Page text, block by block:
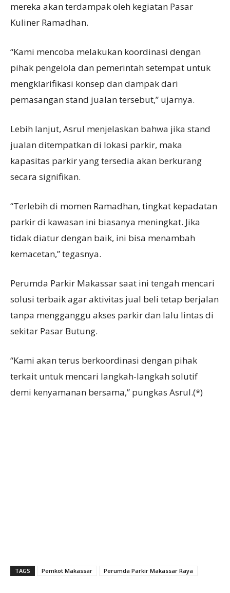
mereka akan terdampak oleh kegiatan Pasar
Kuliner Ramadhan.
“Kami mencoba melakukan koordinasi dengan
pihak pengelola dan pemerintah setempat untuk
mengklarifikasi konsep dan dampak dari
pemasangan stand jualan tersebut,” ujarnya.
Lebih lanjut, Asrul menjelaskan bahwa jika stand
jualan ditempatkan di lokasi parkir, maka
kapasitas parkir yang tersedia akan berkurang
secara signifikan.
“Terlebih di momen Ramadhan, tingkat kepadatan
parkir di kawasan ini biasanya meningkat. Jika
tidak diatur dengan baik, ini bisa menambah
kemacetan,” tegasnya.
Perumda Parkir Makassar saat ini tengah mencari
solusi terbaik agar aktivitas jual beli tetap berjalan
tanpa mengganggu akses parkir dan lalu lintas di
sekitar Pasar Butung.
“Kami akan terus berkoordinasi dengan pihak
terkait untuk mencari langkah-langkah solutif
demi kenyamanan bersama,” pungkas Asrul.(*)
TAGS Pemkot Makassar Perumda Parkir Makassar Raya